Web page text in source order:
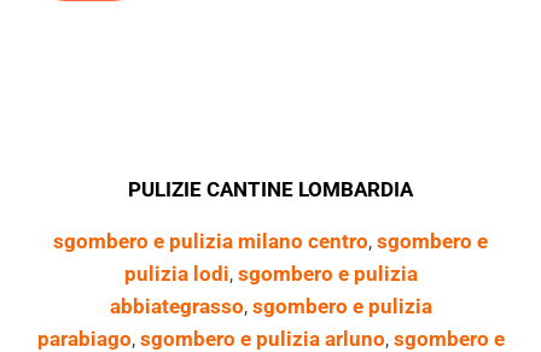
t
PULIZIE CANTINE LOMBARDIA
sgombero e pulizia milano centro, sgombero e
pulizia lodi, sgombero e pulizia
abbiategrasso, sgombero e pulizia
parabiago, sgombero e pulizia arluno, sgombero e